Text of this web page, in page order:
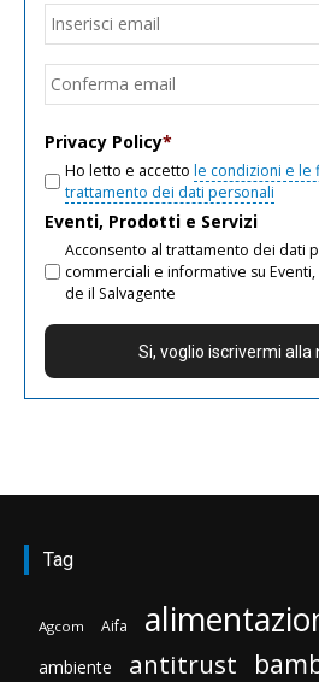
Email
Privacy Policy*
Ho letto e accetto le condizioni e le
trattamento dei dati personali
Eventi, Prodotti e Servizi
Acconsento al trattamento dei dati
commerciali e informative su
de il Salvagente
Tag
Agcom Aifa
ambiente antitrust